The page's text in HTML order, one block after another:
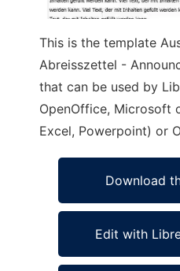
This is the template
Abreisszettel -
that can be used by
OpenOffice, Microsoft
Excel, Powerpoint) or
Download
Edit with